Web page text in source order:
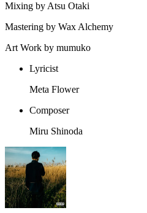
Mixing by Atsu Otaki
Mastering by Wax Alchemy
Art Work by mumuko
Lyricist
Meta Flower
Composer
Miru Shinoda